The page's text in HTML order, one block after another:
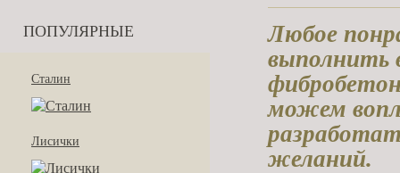
ПОПУЛЯРНЫЕ
Сталин
Лисички
Любое
выполнить
можем
желаний.